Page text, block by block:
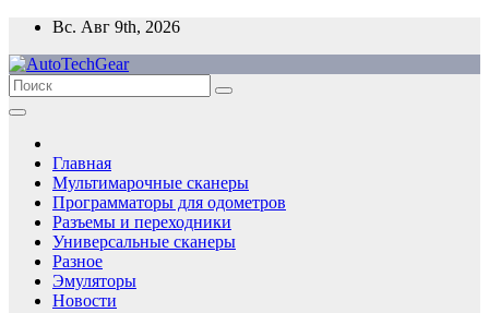
Перейти
содержимому
Вс. Авг 9th, 2026
Главная
Мультимарочные сканеры
Программаторы для одометров
Разъемы и переходники
Универсальные сканеры
Разное
Эмуляторы
Новости